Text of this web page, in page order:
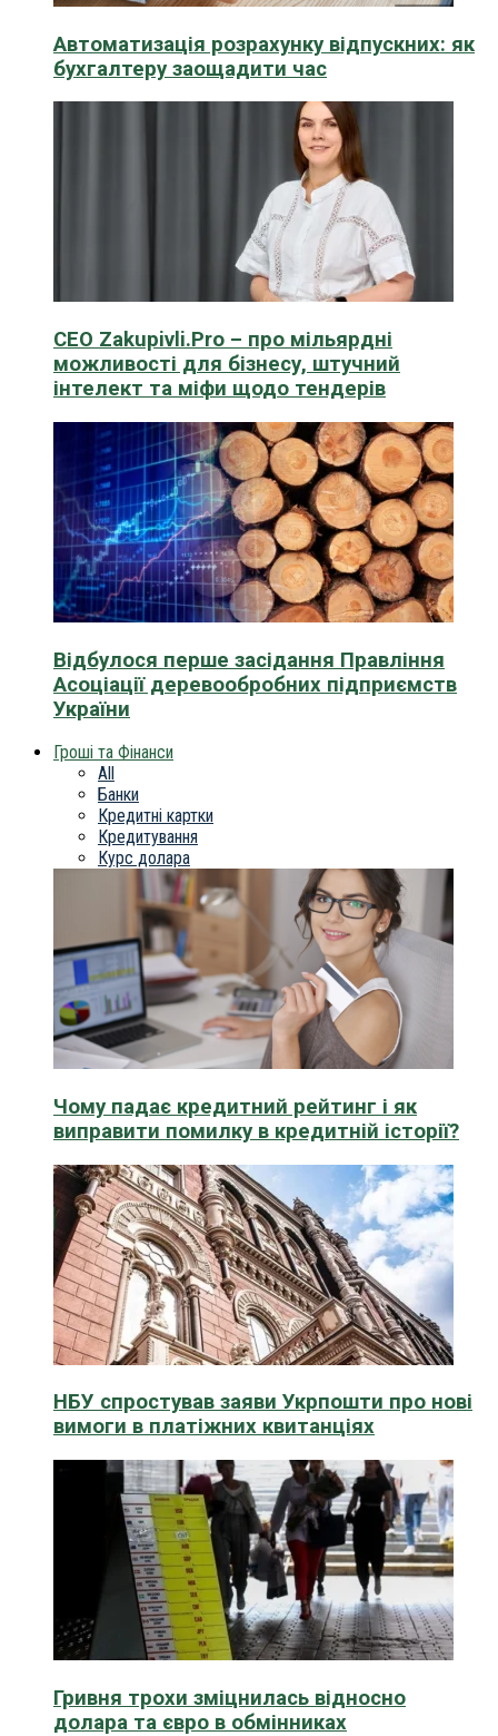
Автоматизація розрахунку відпускних: як
бухгалтеру заощадити час
CEO Zakupivli.Pro – про мільярдні
можливості для бізнесу, штучний
інтелект та міфи щодо тендерів
Відбулося перше засідання Правління
Асоціації деревообробних підприємств
України
Гроші та Фінанси
All
Банки
Кредитні картки
Кредитування
Курс долара
Чому падає кредитний рейтинг і як
виправити помилку в кредитній історії?
НБУ спростував заяви Укрпошти про нові
вимоги в платіжних квитанціях
Гривня трохи зміцнилась відносно
долара та євро в обмінниках